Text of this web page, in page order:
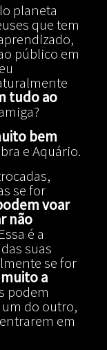
planeta
que tem
público em
tudo ao
bem
e Aquário.
se for
voar
não
é a
suas
se for
a
podem
do outro,
em